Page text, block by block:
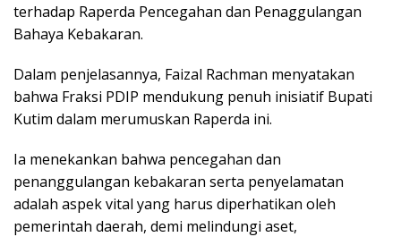
terhadap Raperda Pencegahan dan Penaggulangan
Bahaya Kebakaran.
Dalam penjelasannya, Faizal Rachman menyatakan
bahwa Fraksi PDIP mendukung penuh inisiatif Bupati
Kutim dalam merumuskan Raperda ini.
Ia menekankan bahwa pencegahan dan
penanggulangan kebakaran serta penyelamatan
adalah aspek vital yang harus diperhatikan oleh
pemerintah daerah, demi melindungi aset,